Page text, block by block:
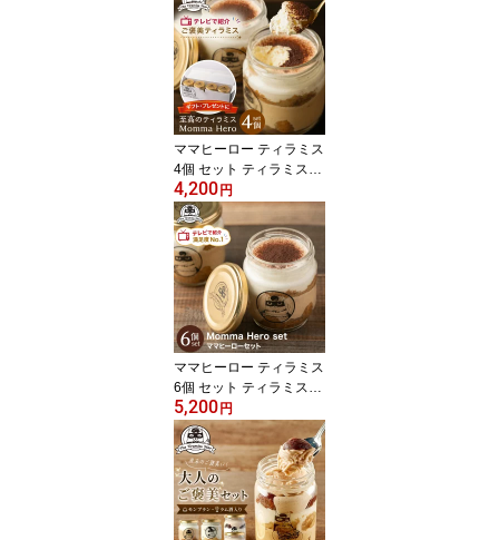
ト 洋菓子 お取り寄せス
イーツ バラエティセット
ティラミススター 母の日
ママヒーロー ティラミス
4個 セット ティラミスス
ター 瓶入り お返し 誕生
日 記念日 御礼 御祝 内祝
ギフト プレゼント 洋菓
子 お取り寄せスイーツ
バラエティセット ティラ
ミススター
4,200円
ママヒーロー ティラミス
6個 セット ティラミスス
ター 瓶入り お返し 誕生
日 記念日 御礼 御祝 内祝
ギフト プレゼント 洋菓
子 お取り寄せスイーツ
バラエティセット ティラ
ミススター
5,200円